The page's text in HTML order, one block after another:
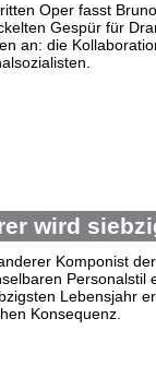
Oper fasst
Gespür für
an: die
wird
Komponist
Personalstil
Lebensjahr
Konsequenz.